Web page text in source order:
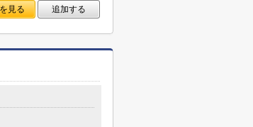
見る 追加する